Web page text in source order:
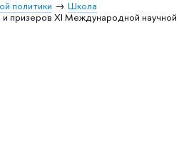
политики
Школа
призеров XI Международной научной